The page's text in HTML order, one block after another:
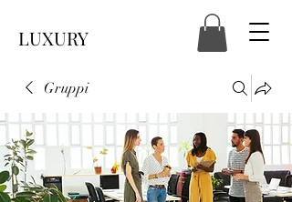
LUXURY
Gruppi